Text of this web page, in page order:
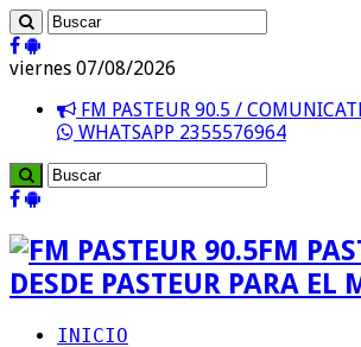
viernes 07/08/2026
FM PASTEUR 90.5 /
WHATSAPP 2355576964
FM
DESDE PASTEUR PARA EL
INICIO